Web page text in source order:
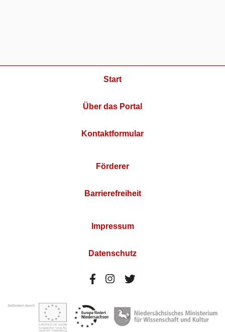
Start
Über das Portal
Kontaktformular
Förderer
Barrierefreiheit
Impressum
Datenschutz